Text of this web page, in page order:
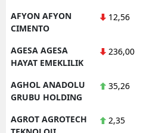
AFYON AFYON
CIMENTO
12,56
AGESA AGESA
HAYAT EMEKLILIK
236,00
AGHOL ANADOLU
GRUBU HOLDING
35,26
AGROT AGROTECH
2,35